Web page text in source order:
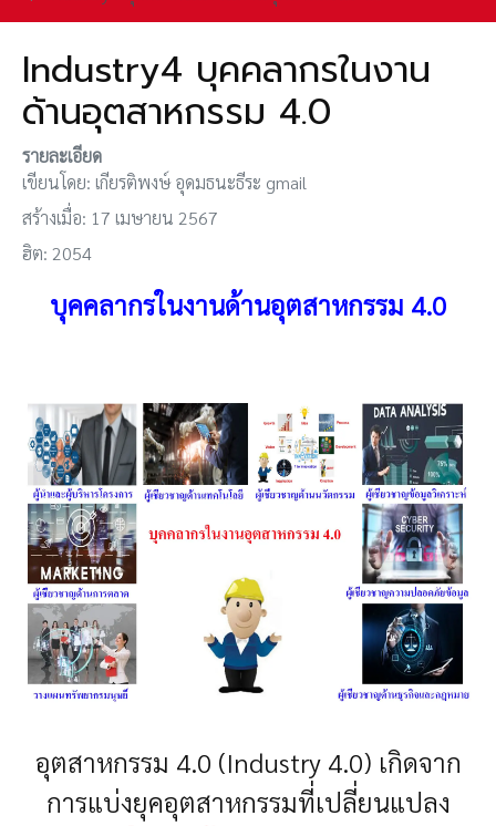
Industry4 บุคคลากรในงาน
ด้านอุตสาหกรรม 4.0
รายละเอียด
เขียนโดย: เกียรติพงษ์ อุดมธนะธีระ gmail
สร้างเมื่อ: 17 เมษายน 2567
ฮิต: 2054
บุคคลากรในงานด้านอุตสาหกรรม 4.0
อุตสาหกรรม 4.0 (Industry 4.0) เกิดจาก
การแบ่งยุคอุตสาหกรรมที่เปลี่ยนแปลง